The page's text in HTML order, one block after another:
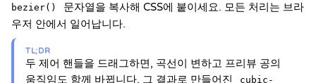
bezier()
문자열을 복사해 CSS에 붙이세요. 모든 처리는 브라
우저 안에서 일어납니다.
TL;DR
두 제어 핸들을 드래그하면, 곡선이 변하고 프리뷰 공의
움직임도 함께 바뀝니다. 그 결과로 만들어진
cubic-